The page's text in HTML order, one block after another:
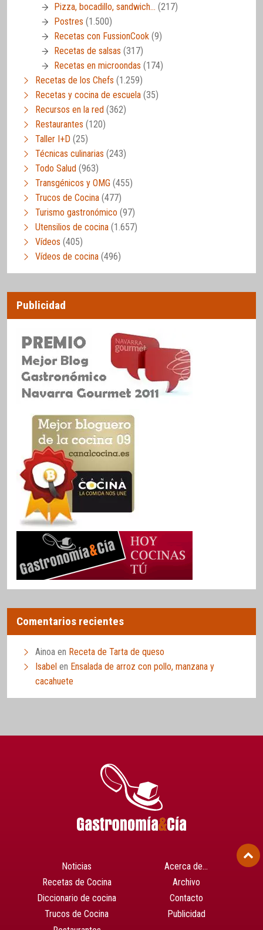
Pizza, bocadillo, sandwich… (217)
Postres (1.500)
Recetas con FussionCook (9)
Recetas de salsas (317)
Recetas en microondas (174)
Recetas de los Chefs (1.259)
Recetas y cocina de escuela (35)
Recursos en la red (362)
Restaurantes (120)
Taller I+D (25)
Técnicas culinarias (243)
Todo Salud (963)
Transgénicos y OMG (455)
Trucos de Cocina (477)
Turismo gastronómico (97)
Utensilios de cocina (1.657)
Vídeos (405)
Vídeos de cocina (496)
Publicidad
Comentarios recientes
Ainoa en Receta de Tarta de queso
Isabel en Ensalada de arroz con pollo, manzana y
cacahuete
Noticias
Recetas de Cocina
Diccionario de cocina
Trucos de Cocina
Acerca de…
Archivo
Contacto
Publicidad